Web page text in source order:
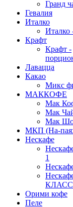
Гранд
Гевалия
Италко
Италко
Крафт
Крафт -
Лавацца
Какао
Микс
МАККОФЕ
Мак
Мак
Мак
МКП (На-
Нескафе
1
Орими кофе
Пеле